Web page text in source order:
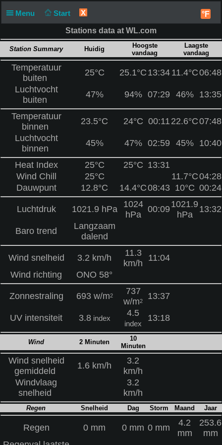
Menu Start X °F
Stations data at WL.com
Station Summary Huidig
Hoogste
vandaag
Laagste
vandaag
Temperatuur
buiten
25°C 25.1°C 13:34 11.4°C06:48
Luchtvocht
buiten
47% 94% 07:29 46% 13:35
Temperatuur
binnen
23.5°C 24°C 00:11 22.6°C07:48
Luchtvocht
binnen
45% 47% 02:59 45% 10:40
Heat Index 25°C 25°C 13:31
Wind Chill
25°C 11.7°C04:28
Dauwpunt
12.8°C 14.4°C08:43 10°C 00:24
Luchtdruk 1021.9 hPa
1024
hPa
00:09 1021.9
hPa
13:32
Baro trend
Langzaam
dalend
Wind snelheid 3.2 km/h
11.3
km/h
11:04
Wind richting
ONO 58°
Zonnestraling 693 w/m2
737
w/m2
13:37
UV intensiteit 3.8index
4.5
index
13:18
Wind 2 Minuten
10
Minuten
Wind snelheid
gemiddeld
1.6 km/h
3.2
km/h
Windvlaag
snelheid
3.2
km/h
Regen Snelheid Dag Storm Maand Jaar
Regen 0 mm 0 mm 0 mm
4.2
mm
253.6
mm